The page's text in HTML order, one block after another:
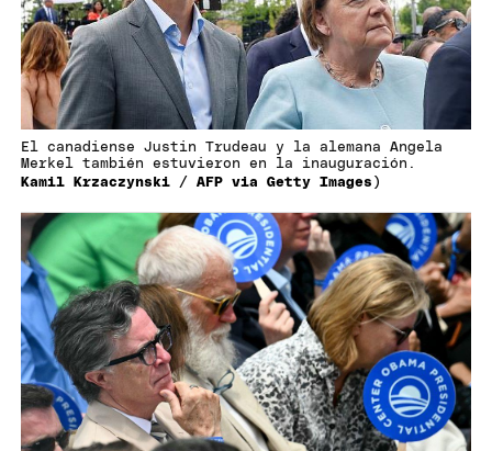
Kamil Krzaczynski / AFP via Getty Images)
El canadiense Justin Trudeau y la alemana Angela
Merkel también estuvieron en la inauguración.